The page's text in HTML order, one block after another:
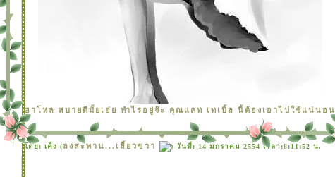
ฮาโหล สบายดีมั้ยเอ่ย ทำไรอยู่จ๊ะ คุณแคท เทเบิ้ล นี้ต้องเอาไปใช้แน่นอน
ดย: เค็ง (ลงสะพาน...เลี้ยวขวา ) วันที่: 14 มกราคม 2554 เวลา:8:11:52 น.